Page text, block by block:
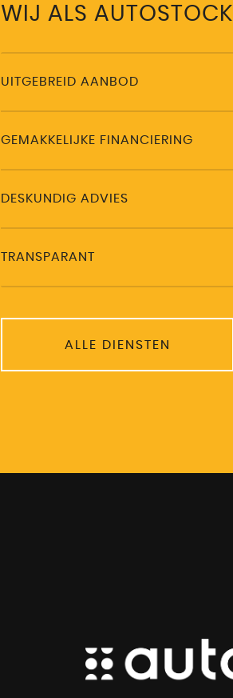
WIJ ALS AUTOSTOCK
UITGEBREID AANBOD
GEMAKKELIJKE FINANCIERING
DESKUNDIG ADVIES
TRANSPARANT
ALLE DIENSTEN